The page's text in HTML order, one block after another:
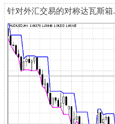
针对外汇交易的对称达瓦斯箱.